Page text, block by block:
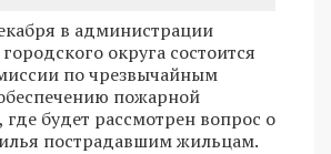
в администрации
округа состоится
по чрезвычайным
пожарной
где будет рассмотрен вопрос о
пострадавшим жильцам.